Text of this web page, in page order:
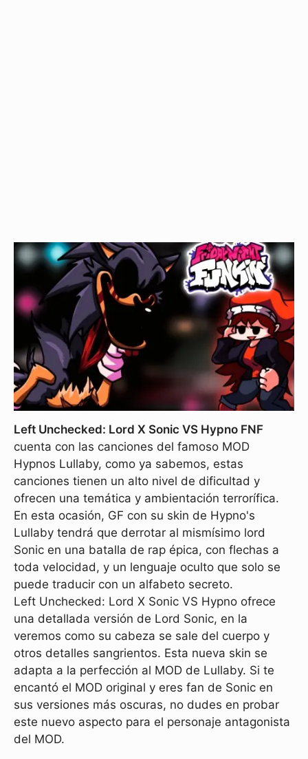
Left Unchecked: Lord X Sonic VS Hypno FNF
cuenta con las canciones del famoso MOD
Hypnos Lullaby, como ya sabemos, estas
canciones tienen un alto nivel de dificultad y
ofrecen una temática y ambientación terrorífica.
En esta ocasión, GF con su skin de Hypno's
Lullaby tendrá que derrotar al mismísimo lord
Sonic en una batalla de rap épica, con flechas a
toda velocidad, y un lenguaje oculto que solo se
puede traducir con un alfabeto secreto.
Left Unchecked: Lord X Sonic VS Hypno ofrece
una detallada versión de Lord Sonic, en la
veremos como su cabeza se sale del cuerpo y
otros detalles sangrientos. Esta nueva skin se
adapta a la perfección al MOD de Lullaby. Si te
encantó el MOD original y eres fan de Sonic en
sus versiones más oscuras, no dudes en probar
este nuevo aspecto para el personaje antagonista
del MOD.